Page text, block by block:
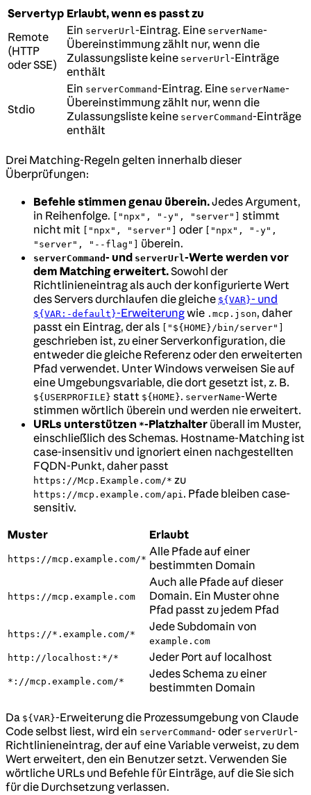
Servertyp Erlaubt, wenn es passt zu
Remote
(HTTP
oder SSE)
Ein serverUrl-Eintrag. Eine serverName-
Übereinstimmung zählt nur, wenn die
Zulassungsliste keine serverUrl-Einträge
enthält
Stdio
Ein serverCommand-Eintrag. Eine serverName-
Übereinstimmung zählt nur, wenn die
Zulassungsliste keine serverCommand-Einträge
enthält
Drei Matching-Regeln gelten innerhalb dieser
Überprüfungen:
Befehle stimmen genau überein.Jedes Argument,
in Reihenfolge.
["npx", "-y", "server"]
stimmt
nicht mit
["npx", "server"] oder
["npx", "-y",
"server", "--flag"]
überein.
serverCommand - und serverUrl-Werte werden vor
dem Matching erweitert.Sowohl der
Richtlinieneintrag als auch der konfigurierte Wert
des Servers durchlaufen die gleiche ${VAR}- und
${VAR:-default}-Erweiterungwie .mcp.json, daher
passt ein Eintrag, der als
["${HOME}/bin/server"]
geschrieben ist, zu einer Serverkonfiguration, die
entweder die gleiche Referenz oder den erweiterten
Pfad verwendet. Unter Windows verweisen Sie auf
eine Umgebungsvariable, die dort gesetzt ist, z. B.
${USERPROFILE} statt ${HOME}. serverName-Werte
stimmen wörtlich überein und werden nie erweitert.
URLs unterstützen *-Platzhalter überall im Muster,
einschließlich des Schemas. Hostname-Matching ist
case-insensitiv und ignoriert einen nachgestellten
FQDN-Punkt, daher passt
https://Mcp.Example.com/* zu
https://mcp.example.com/api. Pfade bleiben case-
sensitiv.
Muster
Erlaubt
https://mcp.example.com/*
Alle Pfade auf einer
bestimmten Domain
https://mcp.example.com
Auch alle Pfade auf dieser
Domain. Ein Muster ohne
Pfad passt zu jedem Pfad
https://*.example.com/*
Jede Subdomain von
example.com
http://localhost:*/*
Jeder Port auf localhost
*://mcp.example.com/*
Jedes Schema zu einer
bestimmten Domain
Da ${VAR}-Erweiterung die Prozessumgebung von Claude
Code selbst liest, wird ein serverCommand- oder serverUrl-
Richtlinieneintrag, der auf eine Variable verweist, zu dem
Wert erweitert, den ein Benutzer setzt. Verwenden Sie
wörtliche URLs und Befehle für Einträge, auf die Sie sich
für die Durchsetzung verlassen.